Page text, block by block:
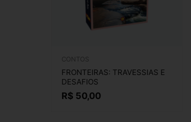
CONTOS
FRONTEIRAS: TRAVESSIAS E
DESAFIOS
R$ 50,00